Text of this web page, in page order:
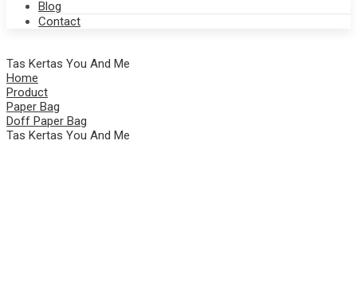
Blog
Contact
Tas Kertas You And Me
Home
Product
Paper Bag
Doff Paper Bag
Tas Kertas You And Me